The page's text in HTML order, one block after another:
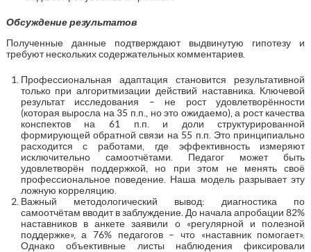
Обсуждение результатов
Полученные данные подтверждают выдвинутую гипотезу и
требуют нескольких содержательных комментариев.
Профессиональная адаптация становится результативной
только при алгоритмизации действий наставника. Ключевой
результат исследования – не рост удовлетворённости
(которая выросла на 35 п.п., но это ожидаемо), а рост качества
конспектов на 61 п.п. и доли структурированной
формирующей обратной связи на 55 п.п. Это принципиально
расходится с работами, где эффективность измеряют
исключительно самоотчётами. Педагог может быть
удовлетворён поддержкой, но при этом не менять своё
профессиональное поведение. Наша модель разрывает эту
ложную корреляцию.
Важный методологический вывод: диагностика по
самоотчётам вводит в заблуждение. До начала апробации 82%
наставников в анкете заявили о «регулярной и полезной
поддержке», а 76% педагогов – что «наставник помогает».
Однако объективные листы наблюдения фиксировали